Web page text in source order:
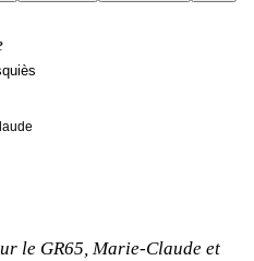
le GR65, Marie-Claude et